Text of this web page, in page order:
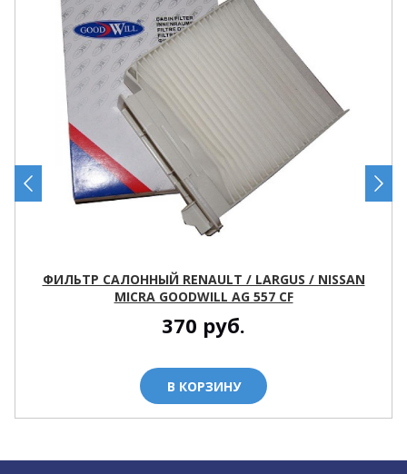
ФИЛЬТР САЛОННЫЙ RENAULT / LARGUS / NISSAN
MICRA GOODWILL AG 557 CF
370 руб.
В КОРЗИНУ